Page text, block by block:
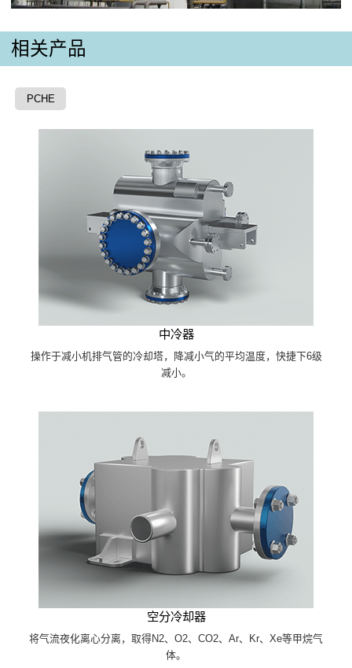
相关产品
PCHE
中冷器
操作于减小机排气管的冷却塔，降减小气的平均温度，快捷下6级
减小。
空分冷却器
将气流夜化离心分离，取得N2、O2、CO2、Ar、Kr、Xe等甲烷气
体。